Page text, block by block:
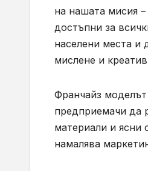
на нашата мисия
достъпни за
населени места и
мислене и
Франчайз
предприемачи да
материали и ясни
намалява